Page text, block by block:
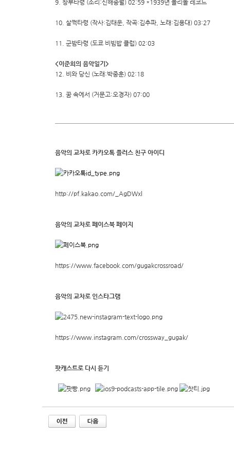
9. 창부타령 (소리:신해중월) 02:59 *1939년 폴리돌 레코드
10. 살쩍타령 (작사:김태운, 작곡:김추파, 노래:김용대) 03:27
11. 군밤타령 (도쿄 비빔밥 클럽) 02:03
<이준희의 음악일기>
12. 비와 당신 (노래:박중훈) 02:18
13. 꿈 속에서 (거문고:오경자) 07:00
음악의 교차로 카카오톡 플러스 친구 아이디
http://pf.kakao.com/_AgDWxl
음악의 교차로 페이스북 페이지
https://www.facebook.com/gugakcrossroad/
음악의 교차로 인스타그램
https://www.instagram.com/crossway_gugak/
팟캐스트로 다시 듣기